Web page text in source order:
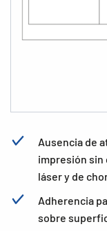
Ausencia de
impresión sin
láser y de
Adherencia
sobre